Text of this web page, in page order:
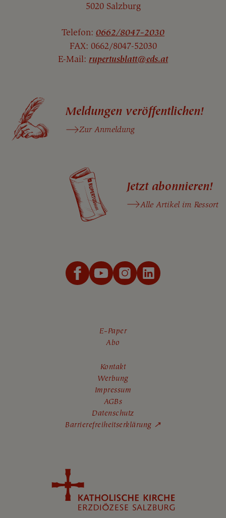
5020 Salzburg
Telefon: 0662/8047-2030
FAX: 0662/8047-52030
E-Mail: rupertusblatt@eds.at
Meldungen veröffentlichen!
Zur Anmeldung
Jetzt abonnieren!
Alle Artikel im Ressort
E-Paper
Abo
Kontakt
Werbung
Impressum
AGBs
Datenschutz
Barrierefreiheitserklärung ↗